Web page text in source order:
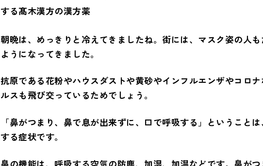
する髙木漢方の漢方薬
朝晩は、めっきりと冷えてきましたね。街には、マスク姿の人
ようになってきました。
抗原である花粉やハウスダストや黄砂やインフルエンザやコロ
ルスも飛び交っているためでしょう。
「鼻がつまり、鼻で息が出来ずに、口で呼吸する」ということ
する症状です。